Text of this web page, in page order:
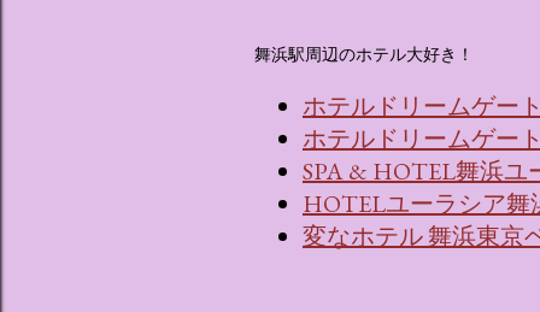
舞浜駅周辺のホテル大好き！
ホテルドリームゲー
ホテルドリームゲー
SPA & HOTEL舞浜ユ
HOTELユーラシア舞
変なホテル 舞浜東京